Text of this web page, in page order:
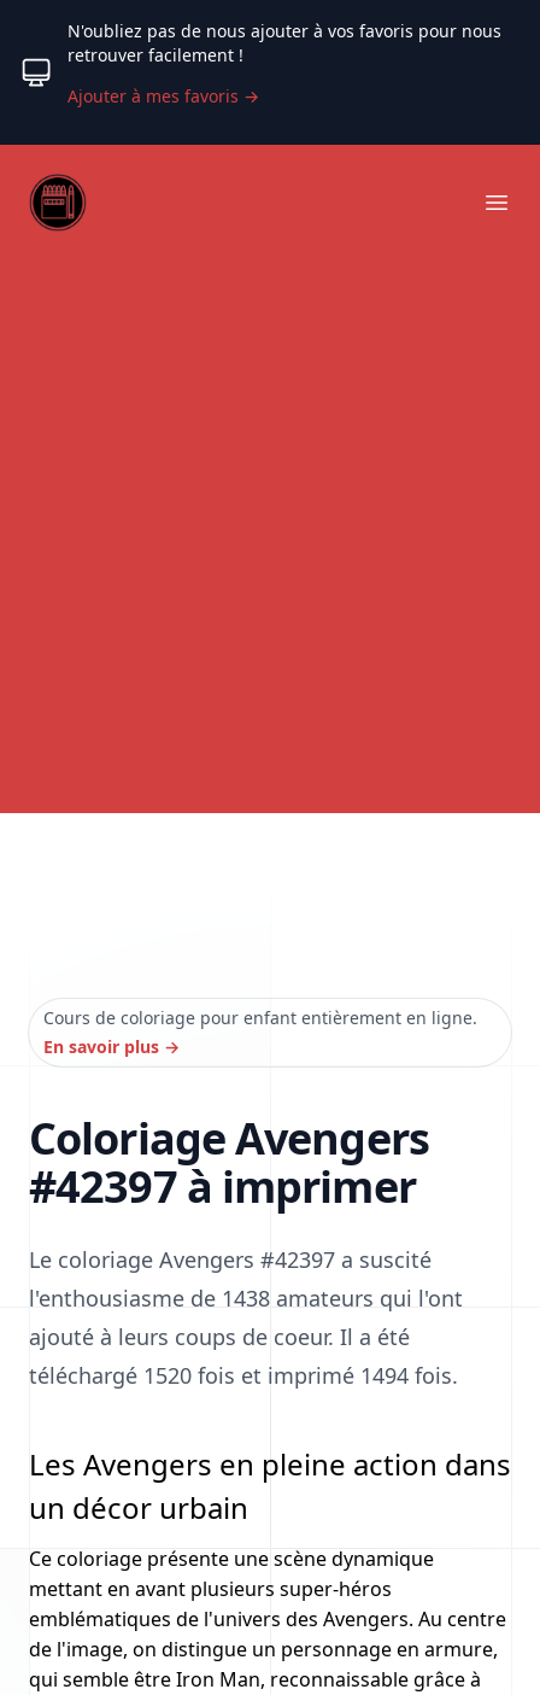
N'oubliez pas de nous ajouter à vos favoris pour nous
retrouver facilement !
Ajouter à mes favoris →
Web coloriage
Cours de coloriage pour enfant entièrement en ligne.
En savoir plus →
Coloriage Avengers
#42397 à imprimer
Le coloriage Avengers #42397 a suscité
l'enthousiasme de 1438 amateurs qui l'ont
ajouté à leurs coups de coeur. Il a été
téléchargé 1520 fois et imprimé 1494 fois.
Les Avengers en pleine action dans
un décor urbain
Ce coloriage présente une scène dynamique
mettant en avant plusieurs super-héros
emblématiques de l'univers des Avengers. Au centre
de l'image, on distingue un personnage en armure,
qui semble être Iron Man, reconnaissable grâce à